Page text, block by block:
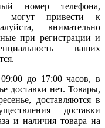
номер телефона,
могут привести к
внимательно
при регистрации и
ваших
до 17:00 часов, в
доставки нет. Товары,
доставляются в
доставки
и наличия товара на